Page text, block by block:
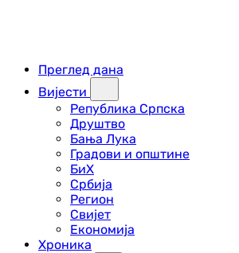
Преглед дана
Вијести
Република Српска
Друштво
Бања Лука
Градови и општине
БиХ
Србија
Регион
Свијет
Економија
Хроника